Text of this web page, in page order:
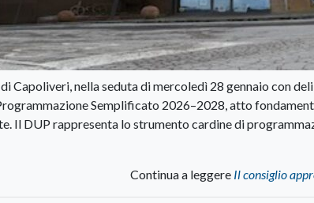
Capoliveri, nella seduta di mercoledì 28 gennaio con
Semplificato 2026–2028, atto
Il DUP rappresenta lo strumento cardine di
Continua a leggere Il consiglio